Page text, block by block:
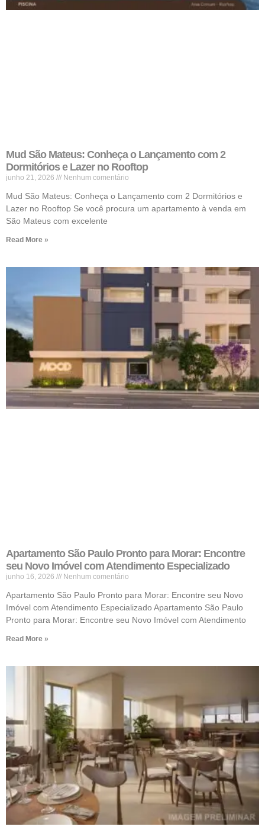
Mud São Mateus: Conheça o Lançamento com 2
Dormitórios e Lazer no Rooftop
junho 21, 2026 Nenhum comentário
Mud São Mateus: Conheça o Lançamento com 2 Dormitórios e
Lazer no Rooftop Se você procura um apartamento à venda em
São Mateus com excelente
Read More »
Apartamento São Paulo Pronto para Morar: Encontre
seu Novo Imóvel com Atendimento Especializado
junho 16, 2026 Nenhum comentário
Apartamento São Paulo Pronto para Morar: Encontre seu Novo
Imóvel com Atendimento Especializado Apartamento São Paulo
Pronto para Morar: Encontre seu Novo Imóvel com Atendimento
Read More »